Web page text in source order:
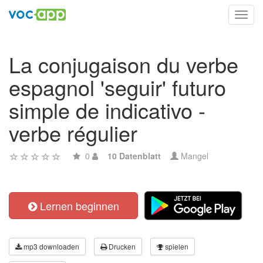
La conjugaison du verbe
espagnol 'seguir' futuro
simple de indicativo -
verbe régulier
0 10 Datenblatt Mangel
Lernen beginnen
mp3 downloaden Drucken spielen